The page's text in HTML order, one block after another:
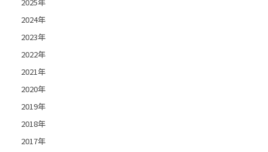
2025年
2024年
2023年
2022年
2021年
2020年
2019年
2018年
2017年